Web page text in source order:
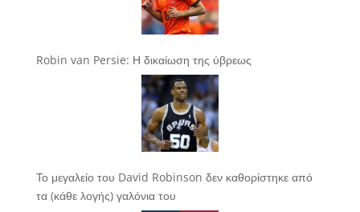
Robin van Persie: Η δικαίωση της ύβρεως
Το μεγαλείο του David Robinson δεν καθορίστηκε από
τα (κάθε λογής) γαλόνια του